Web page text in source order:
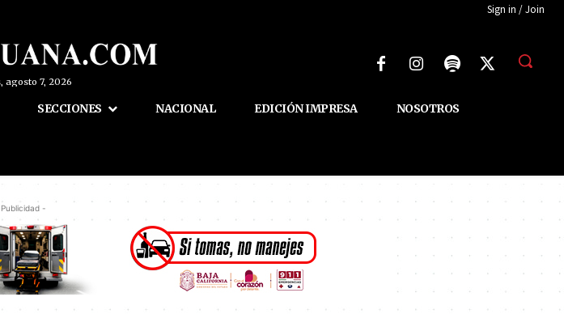
Sign in / Join
agosto 7, 2026
SECCIONES NACIONAL EDICIÓN IMPRESA NOSOTROS
-